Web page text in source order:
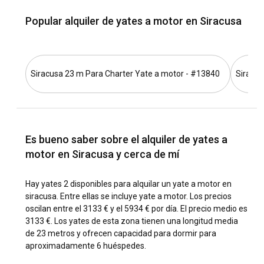
hacia el este hacia el Parque Marino de Plemmirio, famoso
por sus vibrantes arrecifes de coral, y luego dirígete hacia el
busquen un poco de aventura pueden explorar el Mar
Jónico hacia las playas vírgenes de la Reserva Natural de
Vendicari.
¿Cuál es la mejor época para alquilar un yate a
La mejor época para el alquiler de yates a motor en
Siracusa es entre abril y octubre, cuando el clima es cálido,
numerosos festivales culturales, incluyendo las Obras
Clásicas en el Teatro Griego.
¿Cómo son las condiciones climáticas y de
navegación en Siracusa?
Popular alquiler de yates a motor en Siracusa
Siracusa 23 m Para Charter Yate a motor - #13840
Es bueno saber sobre el alquiler de yates a
motor en Siracusa y cerca de mí
Hay yates 2 disponibles para alquilar un yate a motor en
siracusa. Entre ellas se incluye yate a motor. Los precios
oscilan entre el 3133 € y el 5934 € por día. El precio medio es
3133 €. Los yates de esta zona tienen una longitud media
de 23 metros y ofrecen capacidad para dormir para
aproximadamente 6 huéspedes.